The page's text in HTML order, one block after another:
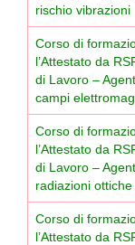
rischio vibrazioni
Corso di
l’Attestato da
di Lavoro –
campi
Corso di
l’Attestato da
di Lavoro –
radiazioni
Corso di
l’Attestato da